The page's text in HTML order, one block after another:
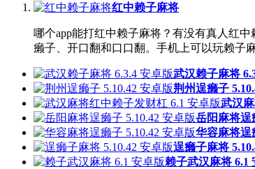
红中赖子麻将
哪个app能打红中赖子麻将？有没有真人红
癞子、开口翻和口口翻。手机上可以玩赖子
武汉赖子麻将
荆州逞癞子
武汉
岳阳麻将逞
华容麻将逞
逞癞子麻将
赖子武汉麻将 6.1